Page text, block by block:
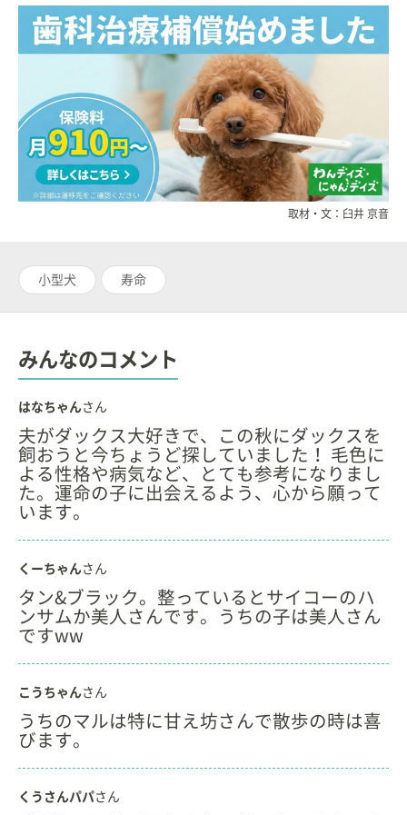
取材・文：臼井 京音
小型犬 寿命
みんなのコメント
はなちゃんさん
夫がダックス大好きで、この秋にダックスを
飼おうと今ちょうど探していました！ 毛色に
よる性格や病気など、とても参考になりまし
た。運命の子に出会えるよう、心から願って
います。
くーちゃんさん
タン&ブラック。整っているとサイコーのハ
ンサムか美人さんです。うちの子は美人さん
ですww
こうちゃんさん
うちのマルは特に甘え坊さんで散歩の時は喜
びます。
くうさんパパさん